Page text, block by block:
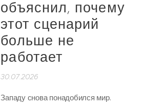
объяснил, почему
этот сценарий
больше не
работает
30.07.2026
Западу снова понадобился мир.